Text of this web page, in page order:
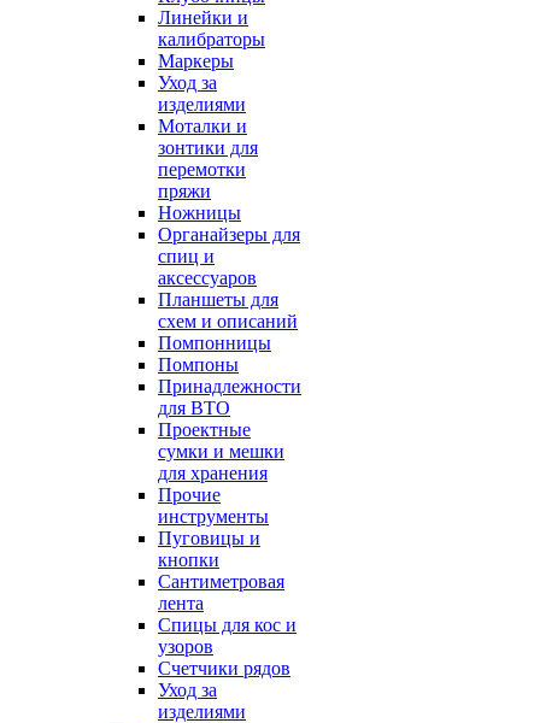
Линейки и
калибраторы
Маркеры
Уход за
изделиями
Моталки и
зонтики для
перемотки
пряжи
Ножницы
Органайзеры для
спиц и
аксессуаров
Планшеты для
схем и описаний
Помпонницы
Помпоны
Принадлежности
для ВТО
Проектные
сумки и мешки
для хранения
Прочие
инструменты
Пуговицы и
кнопки
Сантиметровая
лента
Спицы для кос и
узоров
Счетчики рядов
Уход за
изделиями